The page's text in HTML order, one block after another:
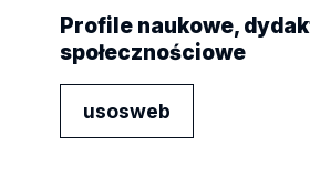
Profile naukowe,
społecznościowe
usosweb